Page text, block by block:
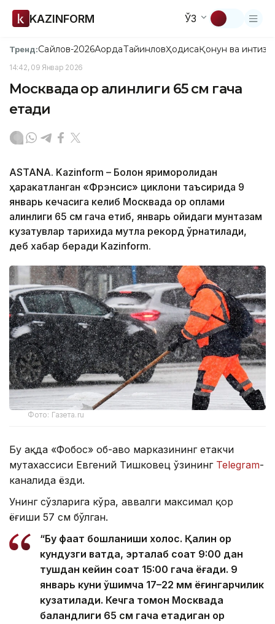
KAZINFORM ЎЗ
Тренд:Сайлов-2026АқордаТайинловҲодисаҚонун ва
14:42, 09 Январ 2026
Москвада қор қалинлиги 65 см гача
етади
ASTANA. Kazinform – Болқон яриморолидан
ҳаракатланган «Фрэнсис» циклони таъсирида 9
январь кечасига келиб Москвада қор қоплами
қалинлиги 65 см гача етиб, январь ойидаги мунтазам
кузатувлар тарихида мутлақ рекорд ўрнатилади,
деб хабар беради Kazinform.
Фото: Газета.ru
Бу ҳақда «Фобос» об-ҳаво марказининг етакчи
мутахассиси Евгений Тишковец ўзининг Telegram-
каналида ёзди.
Унинг сўзларига кўра, аввалги максимал қор
ёғиши 57 см бўлган.
“Бу фақат бошланиши холос. Қалин қор
кундузги вақтда, эрталаб соат 9:00 дан
тушдан кейин соат 15:00 гача ёғади. 9
январь куни қўшимча 17–22 мм ёғингарчилик
кузатилади. Кечга томон Москвада
баландлиги 65 см гача етадиган қор